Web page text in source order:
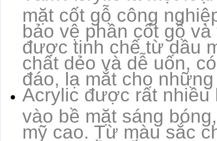
mặt cốt gỗ công
bảo vệ phần cốt gỗ
được tinh chế từ dầu
chất dẻo và dễ uốn,
đáo, lạ mắt cho
Acrylic được rất
vào bề mặt sáng
mỹ cao. Từ màu sắc